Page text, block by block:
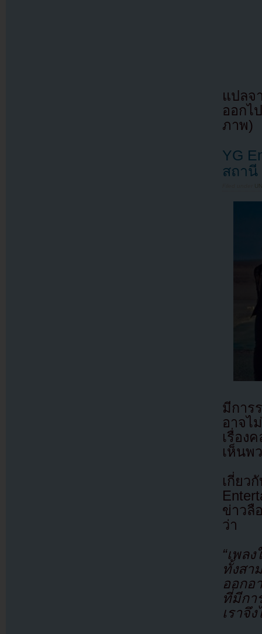
แปลจ
ออก
ภาพ)
YG
สถานี
มีการ
อาจไ
เรื่อง
เห็นพ
เกี่ย
ข่าวลื
ว่า
“เพล
ทั้งสา
ออกอ
ที่มีกา
เราจึ